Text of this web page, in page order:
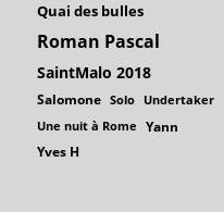
Quai des bulles
Roman Pascal
SaintMalo 2018
Salomone Solo Undertaker
Une nuit à Rome Yann
Yves H